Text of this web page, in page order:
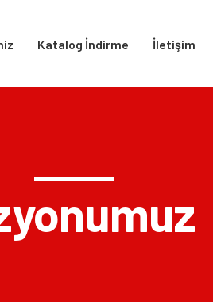
Katalog İndirme İletişim